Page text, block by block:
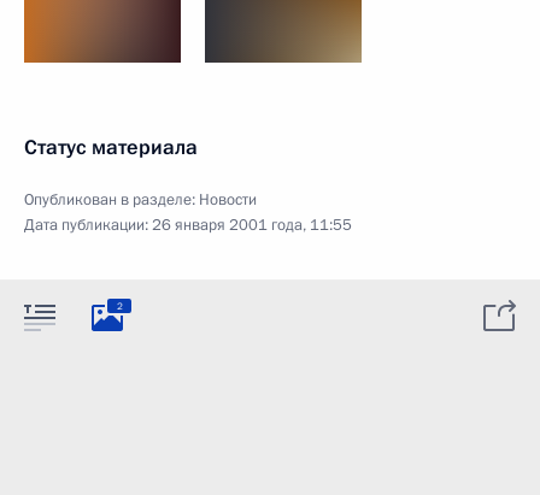
Статус материала
Опубликован в разделе: Новости
Дата публикации:26 января 2001 года, 11:55
2